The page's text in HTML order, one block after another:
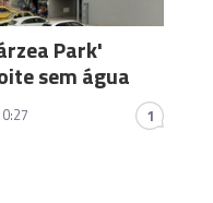
Park'
sem água
1